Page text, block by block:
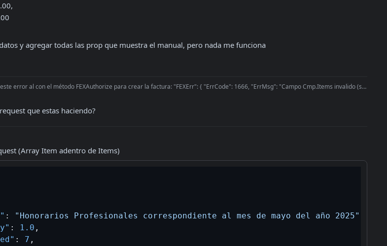
y agregar todas las prop que muestra el manual, pero nada me funciona
error al con el método FEXAuthorize para crear la factura: "FEXErr": { "ErrCode": 1666, "ErrMsg": "Campo Cmp.Items invalido (sin o
que estas haciendo?
(Array Item adentro de Items)
: "Honorarios Profesionales correspondiente al mes de mayo del año 2025"
: 1.0 ,
: 7 ,